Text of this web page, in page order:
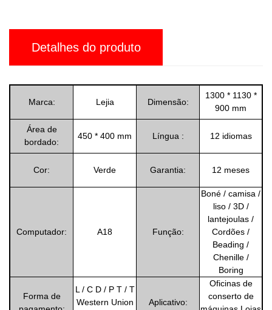
Detalhes do produto
Marca: Lejia Dimensão:
1300 * 1130 *
900 mm
Área de
bordado:
450 * 400 mm Língua : 12 idiomas
Cor: Verde Garantia: 12 meses
Computador: A18 Função:
Boné / camisa /
liso / 3D /
lantejoulas /
Cordões /
Beading /
Chenille /
Boring
Forma de
L / C D / P T / T
Western Union
Aplicativo:
Oficinas de
conserto de